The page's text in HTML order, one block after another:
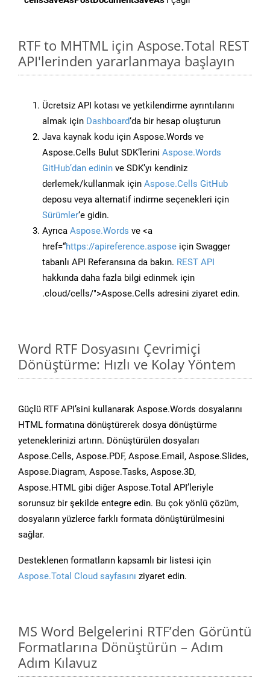
RTF to MHTML için Aspose.Total REST
API'lerinden yararlanmaya başlayın
Ücretsiz API kotası ve yetkilendirme ayrıntılarını
almak için Dashboard‘da bir hesap oluşturun
Java kaynak kodu için Aspose.Words ve
Aspose.Cells Bulut SDK’lerini Aspose.Words
GitHub’dan edinin ve SDK’yı kendiniz
derlemek/kullanmak için Aspose.Cells GitHub
deposu veya alternatif indirme seçenekleri için
Sürümler‘e gidin.
Ayrıca Aspose.Words ve <a
href=“https://apireference.aspose için Swagger
tabanlı API Referansına da bakın. REST API
hakkında daha fazla bilgi edinmek için
.cloud/cells/">Aspose.Cells adresini ziyaret edin.
Word RTF Dosyasını Çevrimiçi
Dönüştürme: Hızlı ve Kolay Yöntem
Güçlü RTF API’sini kullanarak Aspose.Words dosyalarını
HTML formatına dönüştürerek dosya dönüştürme
yeteneklerinizi artırın. Dönüştürülen dosyaları
Aspose.Cells, Aspose.PDF, Aspose.Email, Aspose.Slides,
Aspose.Diagram, Aspose.Tasks, Aspose.3D,
Aspose.HTML gibi diğer Aspose.Total API’leriyle
sorunsuz bir şekilde entegre edin. Bu çok yönlü çözüm,
dosyaların yüzlerce farklı formata dönüştürülmesini
sağlar.
Desteklenen formatların kapsamlı bir listesi için
Aspose.Total Cloud sayfasını ziyaret edin.
MS Word Belgelerini RTF’den Görüntü
Formatlarına Dönüştürün – Adım
Adım Kılavuz